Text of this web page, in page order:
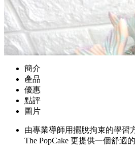
簡介
產品
優惠
點評
圖片
由專業導師用擺脫拘束的學習
The PopCake 更提供一個舒